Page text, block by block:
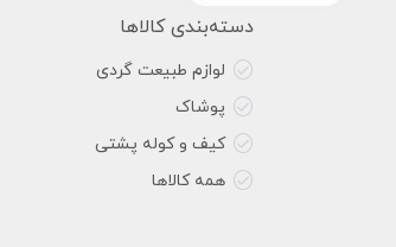
دسته‌بندی کالاها
لوازم طبیعت گردی
پوشاک
کیف و کوله پشتی
همه کالاها